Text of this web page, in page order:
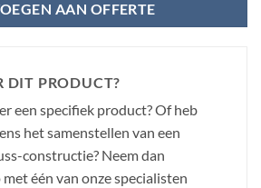
AAN OFFERTE
DIT PRODUCT?
een specifiek product? Of heb
het samenstellen van een
constructie? Neem dan
één van onze specialisten